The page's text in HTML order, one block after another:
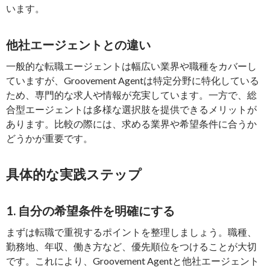
います。
他社エージェントとの違い
一般的な転職エージェントは幅広い業界や職種をカバーし
ていますが、Groovement Agentは特定分野に特化している
ため、専門的な求人や情報が充実しています。一方で、総
合型エージェントは多様な選択肢を提供できるメリットが
あります。比較の際には、求める業界や希望条件に合うか
どうかが重要です。
具体的な実践ステップ
1. 自分の希望条件を明確にする
まずは転職で重視するポイントを整理しましょう。職種、
勤務地、年収、働き方など、優先順位をつけることが大切
です。これにより、Groovement Agentと他社エージェント